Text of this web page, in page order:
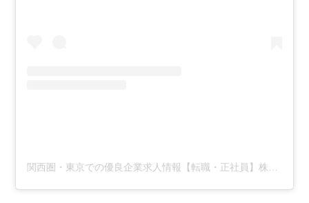
関西圏・東京での優良企業求人情報【転職・正社員】株式会社オフィスカイト(@tenshoku.office.kite)がシェアした投稿